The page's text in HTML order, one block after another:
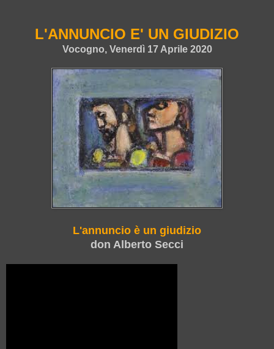
L'ANNUNCIO E' UN GIUDIZIO
Vocogno, Venerdì 17 Aprile 2020
L'annuncio è un giudizio
don Alberto Secci